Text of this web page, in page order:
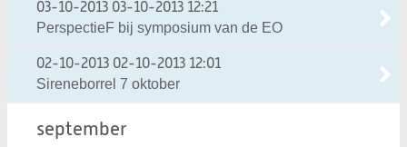
03-10-2013 03-10-2013 12:21
PerspectieF bij symposium van de EO
02-10-2013 02-10-2013 12:01
Sireneborrel 7 oktober
september